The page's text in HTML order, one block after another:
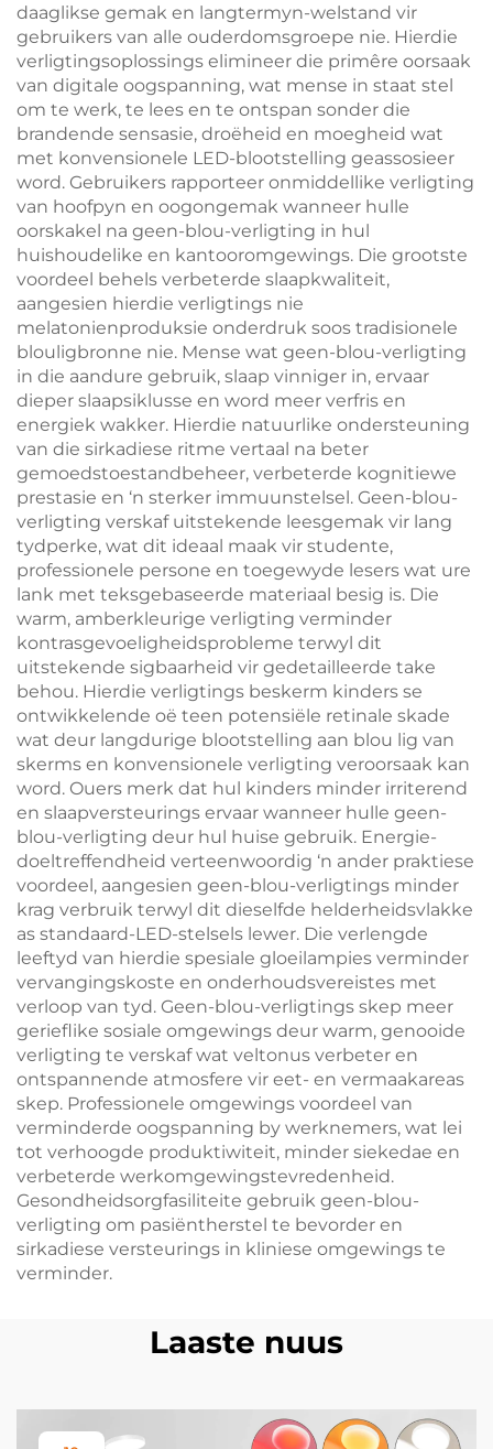
daaglikse gemak en langtermyn-welstand vir
gebruikers van alle ouderdomsgroepe nie. Hierdie
verligtingsoplossings elimineer die primêre oorsaak
van digitale oogspanning, wat mense in staat stel
om te werk, te lees en te ontspan sonder die
brandende sensasie, droëheid en moegheid wat
met konvensionele LED-blootstelling geassosieer
word. Gebruikers rapporteer onmiddellike verligting
van hoofpyn en oogongemak wanneer hulle
oorskakel na geen-blou-verligting in hul
huishoudelike en kantooromgewings. Die grootste
voordeel behels verbeterde slaapkwaliteit,
aangesien hierdie verligtings nie
melatonienproduksie onderdruk soos tradisionele
blouligbronne nie. Mense wat geen-blou-verligting
in die aandure gebruik, slaap vinniger in, ervaar
dieper slaapsiklusse en word meer verfris en
energiek wakker. Hierdie natuurlike ondersteuning
van die sirkadiese ritme vertaal na beter
gemoedstoestandbeheer, verbeterde kognitiewe
prestasie en ‘n sterker immuunstelsel. Geen-blou-
verligting verskaf uitstekende leesgemak vir lang
tydperke, wat dit ideaal maak vir studente,
professionele persone en toegewyde lesers wat ure
lank met teksgebaseerde materiaal besig is. Die
warm, amberkleurige verligting verminder
kontrasgevoeligheidsprobleme terwyl dit
uitstekende sigbaarheid vir gedetailleerde take
behou. Hierdie verligtings beskerm kinders se
ontwikkelende oë teen potensiële retinale skade
wat deur langdurige blootstelling aan blou lig van
skerms en konvensionele verligting veroorsaak kan
word. Ouers merk dat hul kinders minder irriterend
en slaapversteurings ervaar wanneer hulle geen-
blou-verligting deur hul huise gebruik. Energie-
doeltreffendheid verteenwoordig ‘n ander praktiese
voordeel, aangesien geen-blou-verligtings minder
krag verbruik terwyl dit dieselfde helderheidsvlakke
as standaard-LED-stelsels lewer. Die verlengde
leeftyd van hierdie spesiale gloeilampies verminder
vervangingskoste en onderhoudsvereistes met
verloop van tyd. Geen-blou-verligtings skep meer
gerieflike sosiale omgewings deur warm, genooide
verligting te verskaf wat veltonus verbeter en
ontspannende atmosfere vir eet- en vermaakareas
skep. Professionele omgewings voordeel van
verminderde oogspanning by werknemers, wat lei
tot verhoogde produktiwiteit, minder siekedae en
verbeterde werkomgewingstevredenheid.
Gesondheidsorgfasiliteite gebruik geen-blou-
verligting om pasiëntherstel te bevorder en
sirkadiese versteurings in kliniese omgewings te
verminder.
Laaste nuus